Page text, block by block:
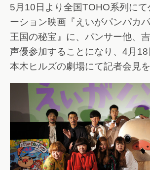
5月10日より全国TOHO系列にて
ーション映画『えいがパンパカ
王国の秘宝』に、パンサー他、
声優参加することになり、4月
本木ヒルズの劇場にて記者会見を